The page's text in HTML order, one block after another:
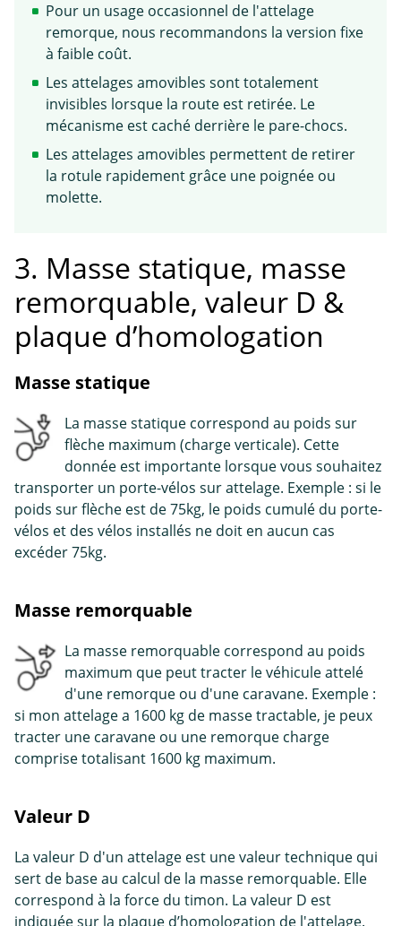
Pour un usage occasionnel de l'attelage
remorque, nous recommandons la version fixe
à faible coût.
Les attelages amovibles sont totalement
invisibles lorsque la route est retirée. Le
mécanisme est caché derrière le pare-chocs.
Les attelages amovibles permettent de retirer
la rotule rapidement grâce une poignée ou
molette.
3. Masse statique, masse
remorquable, valeur D &
plaque d’homologation
Masse statique
La masse statique correspond au poids sur
flèche maximum (charge verticale). Cette
donnée est importante lorsque vous souhaitez
transporter un porte-vélos sur attelage. Exemple : si le
poids sur flèche est de 75kg, le poids cumulé du porte-
vélos et des vélos installés ne doit en aucun cas
excéder 75kg.
Masse remorquable
La masse remorquable correspond au poids
maximum que peut tracter le véhicule attelé
d'une remorque ou d'une caravane. Exemple :
si mon attelage a 1600 kg de masse tractable, je peux
tracter une caravane ou une remorque charge
comprise totalisant 1600 kg maximum.
Valeur D
La valeur D d'un attelage est une valeur technique qui
sert de base au calcul de la masse remorquable. Elle
correspond à la force du timon. La valeur D est
indiquée sur la plaque d’homologation de l'attelage.